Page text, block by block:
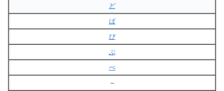
ど
ば
び
ぶ
べ
–